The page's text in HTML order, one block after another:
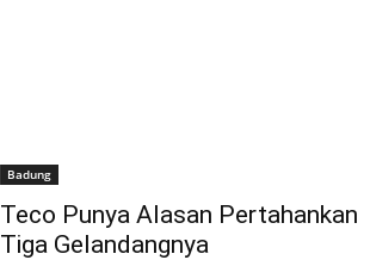
Badung
Teco Punya Alasan Pertahankan
Tiga Gelandangnya